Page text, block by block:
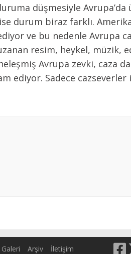
düşmesiyle
durum biraz farklı.
ve bu nedenle Avrupa
resim, heykel, müzik,
Avrupa zevki, caza da
ediyor. Sadece cazseverler
Arşiv İletişim